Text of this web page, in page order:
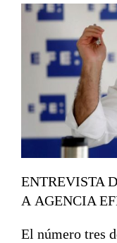
ENTREVISTA
A AGENCIA
El número tres